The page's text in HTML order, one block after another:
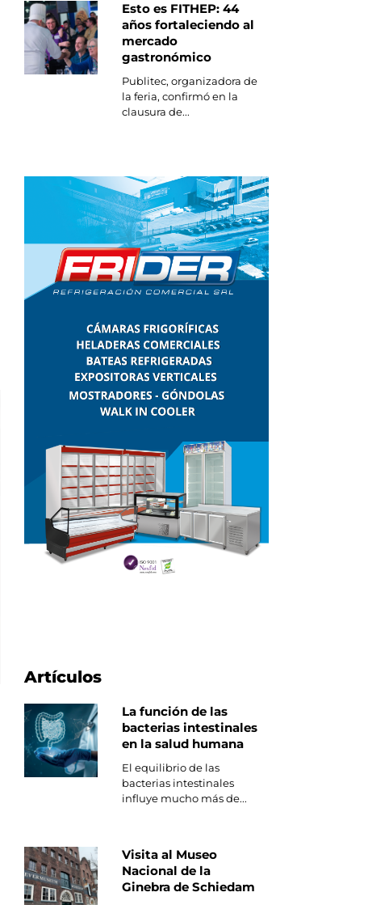
Esto es FITHEP: 44
años fortaleciendo al
mercado
gastronómico
Publitec, organizadora de
la feria, confirmó en la
clausura de...
Artículos
La función de las
bacterias intestinales
en la salud humana
El equilibrio de las
bacterias intestinales
influye mucho más de...
Visita al Museo
Nacional de la
Ginebra de Schiedam